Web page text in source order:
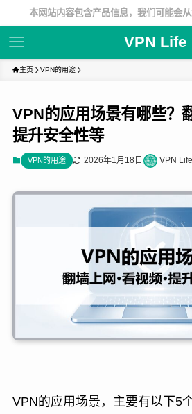
本网站内容包含产品信息，我们可能会从
VPN Life
主页 VPN的用途
VPN的应用场景有哪些？
提升安全性等
VPN的用途 2026年1月18日 VPN
VPN的应用场景，主要有以下5个